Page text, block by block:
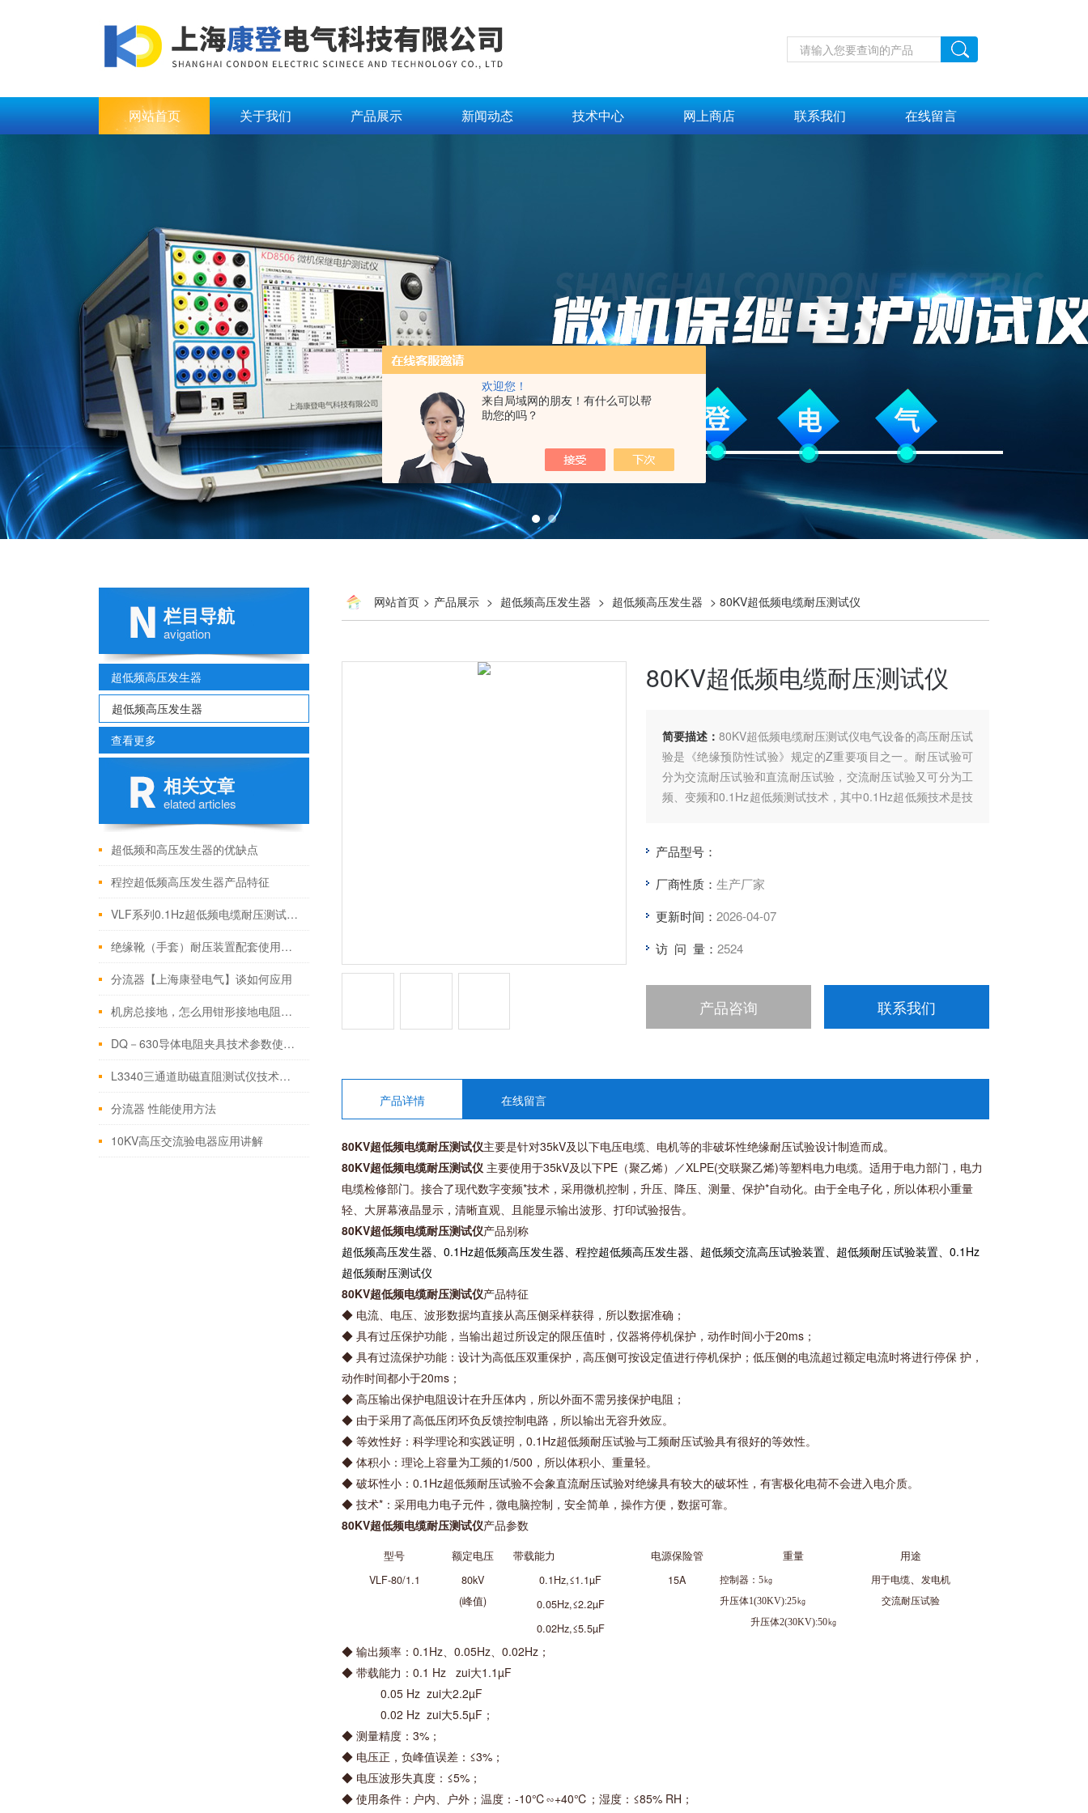
欢迎您！
来自局域网的朋友！有什么可以帮
助您的吗？
网站首页 关于我们 产品展示 新闻动态 技术中心 网上商店 联系我们 在线留言
栏目导航
avigation
超低频高压发生器
超低频高压发生器
查看更多
相关文章
elated articles
超低频和高压发生器的优缺点
程控超低频高压发生器产品特征
VLF系列0.1Hz超低频电缆耐压测试仪特征技术参数
绝缘靴（手套）耐压装置配套使用方法
分流器【上海康登电气】谈如何应用
机房总接地，怎么用钳形接地电阻测试仪测检测
DQ－630导体电阻夹具技术参数使用方法
L3340三通道助磁直阻测试仪技术指标
分流器 性能使用方法
10KV高压交流验电器应用讲解
网站首页 > 产品展示 > 超低频高压发生器 > 超低频高压发生器 > 80KV超低频电缆耐压测试仪
80KV超低频电缆耐压测试仪
简要描述： 80KV超低频电缆耐压测试仪电气设备的高压耐压试
验是《绝缘预防性试验》规定的Z重要项目之一。耐压试验可
分为交流耐压试验和直流耐压试验，交流耐压试验又可分为工
频、变频和0.1Hz超低频测试技术，其中0.1Hz超低频技术是技
产品型号：
厂商性质： 生产厂家
更新时间： 2026-04-07
访 问 量： 2524
产品咨询 联系我们
产品详情 在线留言
80KV超低频电缆耐压测试仪主要是针对35kV及以下电压电缆、电机等的非破坏性绝缘耐压试验设计制造而成。
80KV超低频电缆耐压测试仪 主要使用于35kV及以下PE（聚乙烯）／XLPE(交联聚乙烯)等塑料电力电缆。适用于电力部门，电力
电缆检修部门。接合了现代数字变频*技术，采用微机控制，升压、降压、测量、保护*自动化。由于全电子化，所以体积小重量
轻、大屏幕液晶显示，清晰直观、且能显示输出波形、打印试验报告。
80KV超低频电缆耐压测试仪产品别称
超低频高压发生器、0.1Hz超低频高压发生器、程控超低频高压发生器、超低频交流高压试验装置、超低频耐压试验装置、0.1Hz
超低频耐压测试仪
80KV超低频电缆耐压测试仪产品特征
◆ 电流、电压、波形数据均直接从高压侧采样获得，所以数据准确；
◆ 具有过压保护功能，当输出超过所设定的限压值时，仪器将停机保护，动作时间小于20ms；
◆ 具有过流保护功能：设计为高低压双重保护，高压侧可按设定值进行停机保护；低压侧的电流超过额定电流时将进行停保 护，
动作时间都小于20ms；
◆ 高压输出保护电阻设计在升压体内，所以外面不需另接保护电阻；
◆ 由于采用了高低压闭环负反馈控制电路，所以输出无容升效应。
◆ 等效性好：科学理论和实践证明，0.1Hz超低频耐压试验与工频耐压试验具有很好的等效性。
◆ 体积小：理论上容量为工频的1/500，所以体积小、重量轻。
◆ 破坏性小：0.1Hz超低频耐压试验不会象直流耐压试验对绝缘具有较大的破坏性，有害极化电荷不会进入电介质。
◆ 技术*：采用电力电子元件，微电脑控制，安全简单，操作方便，数据可靠。
80KV超低频电缆耐压测试仪产品参数
型号 额定电压 带载能力 电源保险管 重量
用途
VLF-80/1.1
80kV
(峰值)
0.1Hz,≤1.1µF 15A
控制器：5㎏
升压体1(30KV):25㎏
升压体2(30KV):50㎏
用于电缆、 发电机
交流耐压试验
0.05Hz,≤2.2µF
0.02Hz,≤5.5µF
◆ 输出频率：0.1Hz、0.05Hz、0.02Hz；
◆ 带载能力：0.1 Hz zui大1.1µF
0.05 Hz zui大2.2µF
0.02 Hz zui大5.5µF；
◆ 测量精度：3%；
◆ 电压正，负峰值误差：≤3%；
◆ 电压波形失真度：≤5%；
◆ 使用条件：户内、户外；温度：-10℃∽+40℃；湿度：≤85% RH；